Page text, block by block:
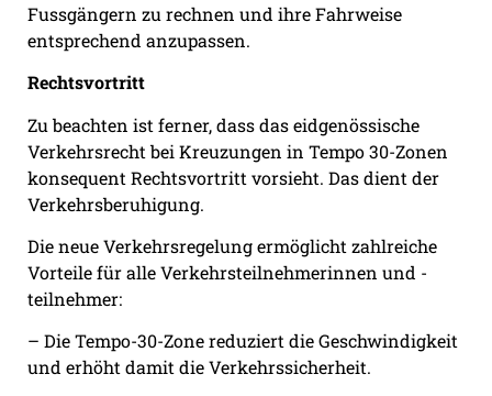
Fussgängern zu rechnen und ihre Fahrweise
entsprechend anzupassen.
Rechtsvortritt
Zu beachten ist ferner, dass das eidgenössische
Verkehrsrecht bei Kreuzungen in Tempo 30-Zonen
konsequent Rechtsvortritt vorsieht. Das dient der
Verkehrsberuhigung.
Die neue Verkehrsregelung ermöglicht zahlreiche
Vorteile für alle Verkehrsteilnehmerinnen und -
teilnehmer:
– Die Tempo-30-Zone reduziert die Geschwindigkeit
und erhöht damit die Verkehrssicherheit.